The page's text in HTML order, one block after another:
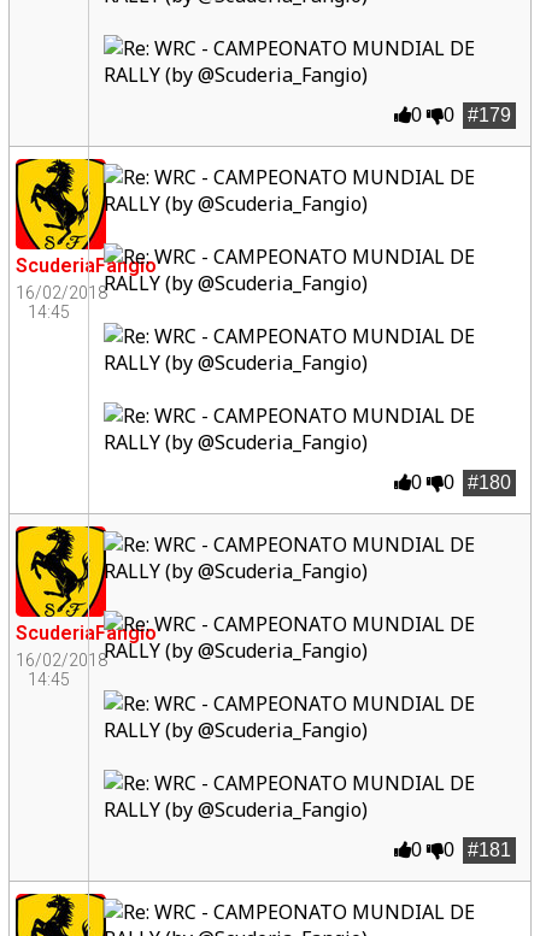
#179
0 0
ScuderiaFangio
16/02/2018
14:45
#180
0 0
ScuderiaFangio
16/02/2018
14:45
#181
0 0